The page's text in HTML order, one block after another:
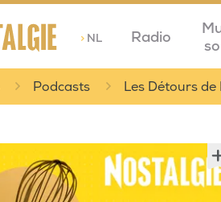
>NL Radio
Podcasts Les Détours